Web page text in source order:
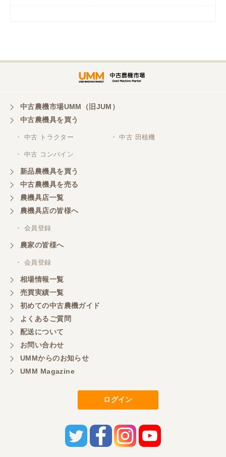
株式会社トミタモータース
三重県／株式会社 ケイ・エス・エンタープライズ
中古農機市場UMM（旧JUM）
中古農機具を買う
・ 中古 トラクター ・ 中古 田植機
・ 中古 コンバイン
新品農機具を買う
中古農機具を売る
農機具店一覧
農機具店の皆様へ
・ 会員登録
農家の皆様へ
・ 会員登録
相場情報一覧
売買実績一覧
初めての中古農機ガイド
よくあるご質問
配送について
お問い合わせ
UMMからのお知らせ
UMM Magazine
ログイン